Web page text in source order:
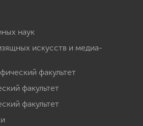
наук
искусств и медиа-
факультет
факультет
факультет